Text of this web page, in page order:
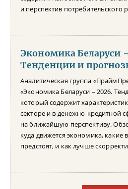
и перспектив потребительского
Экономика Беларуси
Тенденции и
Аналитическая группа
«Экономика Беларуси – 2026.
который содержит
секторе и в денежно-кредитной
на ближайшую перспективу.
куда движется экономика, какие
предстоят, и как лучше